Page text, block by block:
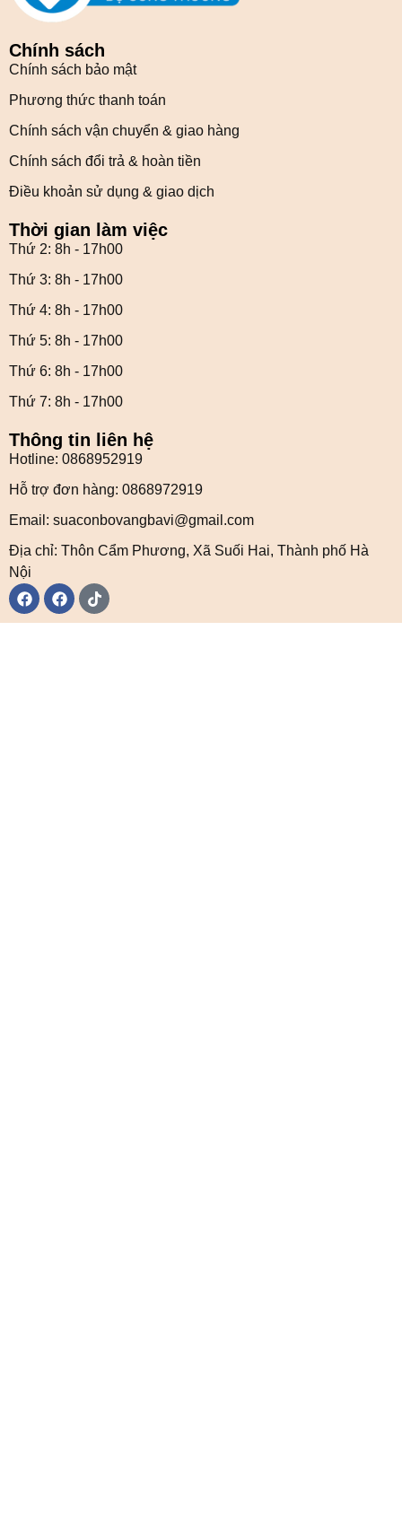
Chính sách
Chính sách bảo mật
Phương thức thanh toán
Chính sách vận chuyển & giao hàng
Chính sách đổi trả & hoàn tiền
Điều khoản sử dụng & giao dịch
Thời gian làm việc
Thứ 2: 8h - 17h00
Thứ 3: 8h - 17h00
Thứ 4: 8h - 17h00
Thứ 5: 8h - 17h00
Thứ 6: 8h - 17h00
Thứ 7: 8h - 17h00
Thông tin liên hệ
Hotline: 0868952919
Hỗ trợ đơn hàng: 0868972919
Email: suaconbovangbavi@gmail.com
Địa chỉ: Thôn Cẩm Phương, Xã Suối Hai, Thành phố Hà
Nội